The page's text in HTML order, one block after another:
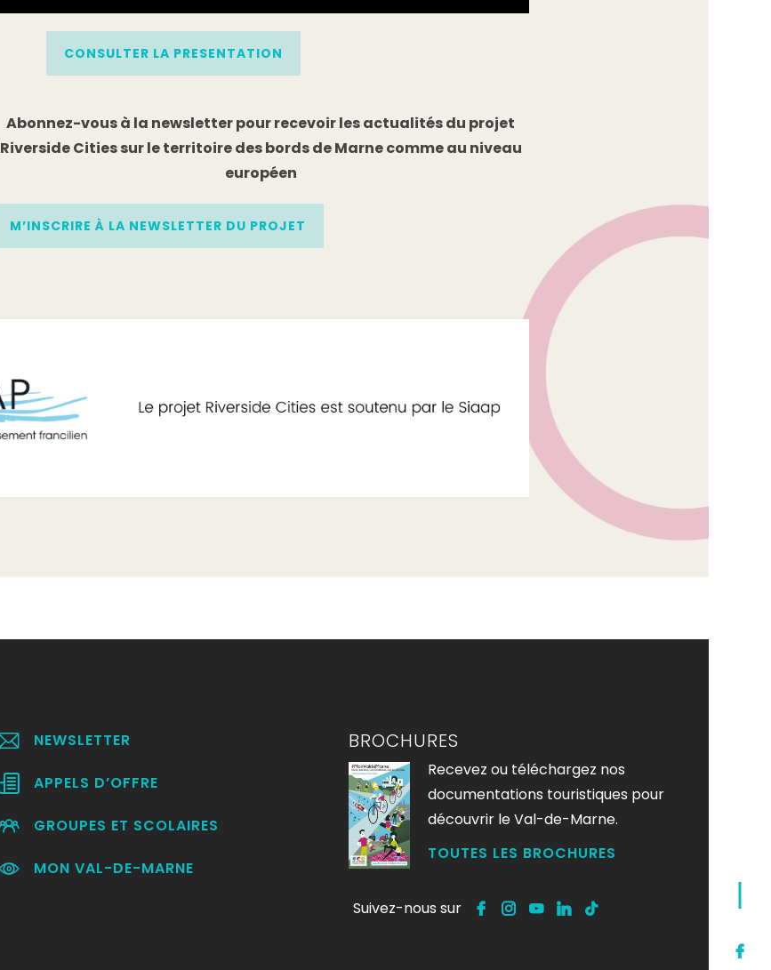
CONSULTER LA PRESENTATION
Abonnez-vous à la newsletter pour recevoir les actualités du projet
Riverside Cities sur le territoire des bords de Marne comme au niveau
européen
M’INSCRIRE À LA NEWSLETTER DU PROJET
NEWSLETTER
APPELS D’OFFRE
GROUPES ET SCOLAIRES
MON VAL-DE-MARNE
BROCHURES
Recevez ou téléchargez nos
documentations touristiques pour
découvrir le Val-de-Marne.
TOUTES LES BROCHURES
Suivez-nous sur